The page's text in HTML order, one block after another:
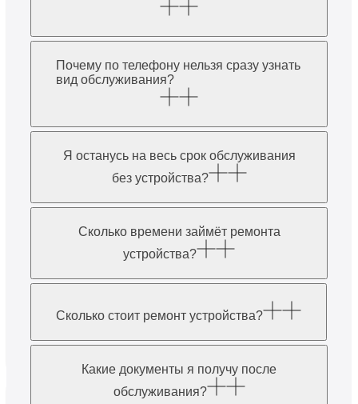
Почему по телефону нельзя сразу узнать
вид обслуживания?
Я останусь на весь срок обслуживания
без устройства?
Сколько времени займёт ремонта
устройства?
Сколько стоит ремонт устройства?
Какие документы я получу после
обслуживания?